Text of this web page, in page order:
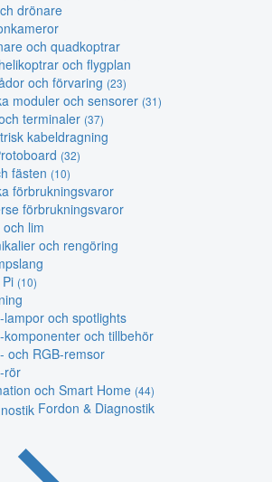
drönare
och quadkoptrar
och flygplan
och förvaring (23)
moduler och sensorer (31)
terminaler (37)
kabeldragning
(32)
fästen (10)
förbrukningsvaror
förbrukningsvaror
och lim
och rengöring
(10)
lampor och spotlights
komponenter och tillbehör
och RGB-remsor
rör
och Smart Home (44)
Fordon & Diagnostik